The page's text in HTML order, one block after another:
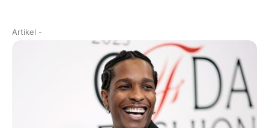
Artikel -